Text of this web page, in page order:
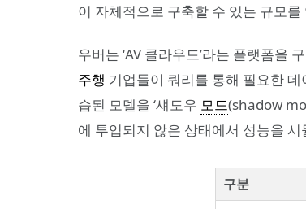
이 자체적으로 구축할 수 있는 규모
우버는 ‘AV 클라우드’라는 플랫폼을
주행 기업들이 쿼리를 통해 필요한
습된 모델을 ‘섀도우 모드(shadow
에 투입되지 않은 상태에서 성능을
구분